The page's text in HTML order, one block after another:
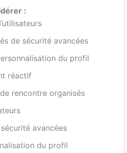
:
de sécurité avancées
du profil
réactif
rencontre organisés
avancées
du profil